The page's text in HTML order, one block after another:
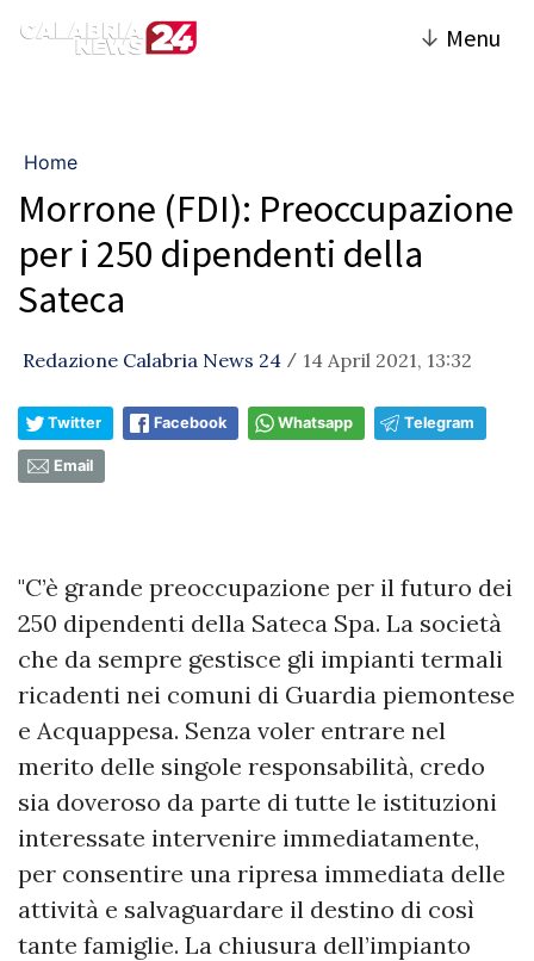
↓ Menu
Home
Morrone (FDI): Preoccupazione
per i 250 dipendenti della
Sateca
Redazione Calabria News 24 / 14 April 2021, 13:32
Twitter Facebook Whatsapp Telegram
Email
"C’è grande preoccupazione per il futuro dei
250 dipendenti della Sateca Spa. La società
che da sempre gestisce gli impianti termali
ricadenti nei comuni di Guardia piemontese
e Acquappesa. Senza voler entrare nel
merito delle singole responsabilità, credo
sia doveroso da parte di tutte le istituzioni
interessate intervenire immediatamente,
per consentire una ripresa immediata delle
attività e salvaguardare il destino di così
tante famiglie. La chiusura dell’impianto